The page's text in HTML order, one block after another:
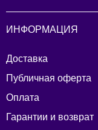
ИНФОРМАЦИЯ
Доставка
Публичная оферта
Оплата
Гарантии и возврат